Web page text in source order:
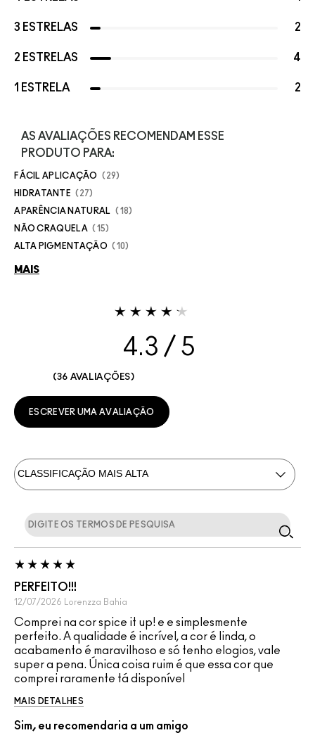
3 ESTRELAS 2
2 ESTRELAS 4
1 ESTRELA 2
AS AVALIAÇÕES RECOMENDAM ESSE
PRODUTO PARA:
FÁCIL APLICAÇÃO 29
HIDRATANTE 27
APARÊNCIA NATURAL 18
NÃO CRAQUELA 15
ALTA PIGMENTAÇÃO 10
MAIS
4.3
36 AVALIAÇÕES
ESCREVER UMA AVALIAÇÃO
PERFEITO!!!
12/07/2026 Lorenzza Bahia
Comprei na cor spice it up! e e simplesmente
perfeito. A qualidade é incrível, a cor é linda, o
acabamento é maravilhoso e só tenho elogios, vale
super a pena. Única coisa ruim é que essa cor que
comprei raramente tá disponível
MAIS DETALHES
Sim, eu recomendaria a um amigo